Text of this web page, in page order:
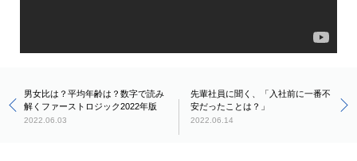
男女比は？平均年齢は？数字で読み
解くファーストロジック2022年版
2022.06.03
先輩社員に聞く、「入社前に一番不
安だったことは？」
2022.06.14